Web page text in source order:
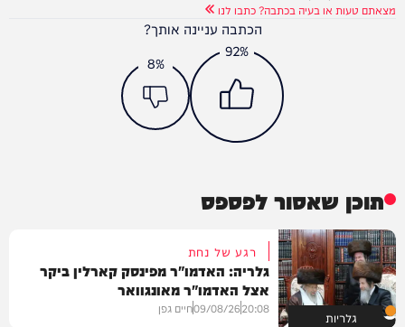
מצאתם טעות או בעיה בכתבה? כתבו לנו
הכתבה עניינה אותך?
92%
8%
תוכן שאסור לפספס
גלריות
רגע של נחת
גלריה: האדמו"ר מפינסק קארלין ביקר
אצל האדמו"ר מאונגוואר
20:08
09/08/26חיים גפן